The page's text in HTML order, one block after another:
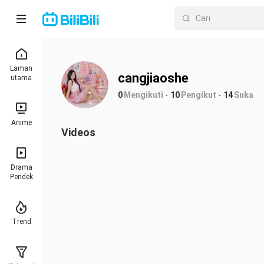
Laman
utama
Anime
Drama
Pendek
Trend
cangjiaoshe
0Mengikuti 10Pengikut 14Suka
Videos